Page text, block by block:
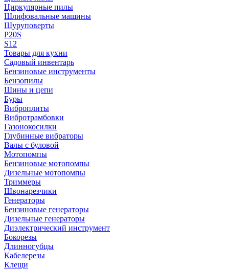
Циркулярные пилы
Шлифовальные машины
Шуруповерты
P20S
S12
Товары для кухни
Садовый инвентарь
Бензиновые инструменты
Бензопилы
Шины и цепи
Буры
Виброплиты
Вибротрамбовки
Газонокосилки
Глубинные вибраторы
Валы с буловой
Мотопомпы
Бензиновые мотопомпы
Дизельные мотопомпы
Триммеры
Швонарезчики
Генераторы
Бензиновые генераторы
Дизельные генераторы
Диэлектрический инструмент
Бокорезы
Длинногубцы
Кабелерезы
Клещи